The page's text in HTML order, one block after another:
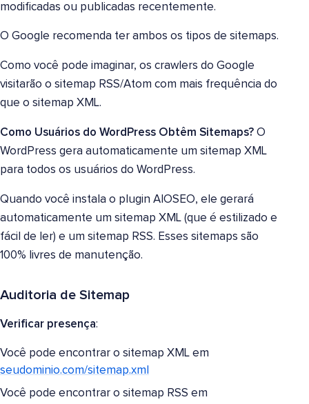
modificadas ou publicadas recentemente.
O Google recomenda ter ambos os tipos de sitemaps.
Como você pode imaginar, os crawlers do Google
visitarão o sitemap RSS/Atom com mais frequência do
que o sitemap XML.
Como Usuários do WordPress Obtêm Sitemaps? O
WordPress gera automaticamente um sitemap XML
para todos os usuários do WordPress.
Quando você instala o plugin AIOSEO, ele gerará
automaticamente um sitemap XML (que é estilizado e
fácil de ler) e um sitemap RSS. Esses sitemaps são
100% livres de manutenção.
Auditoria de Sitemap
Verificar presença:
Você pode encontrar o sitemap XML em
seudominio.com/sitemap.xml
Você pode encontrar o sitemap RSS em